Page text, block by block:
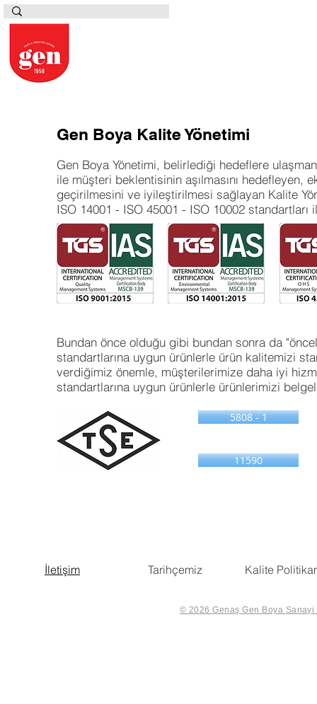
Gen Boya Kalite Yönetimi
Gen Boya Yönetimi, belirlediği hedeflere
ile müşteri beklentisinin aşılmasını hedefleyen,
geçirilmesini ve iyileştirilmesi sağlayan Kalite
ISO 14001 - ISO 45001 - ISO 10002 standartları
Bundan önce olduğu gibi bundan sonra da
standartlarına uygun ürünlerle ürün kalitemizi
verdiğimiz önemle, müşterilerimize daha iyi
standartlarına uygun ürünlerle ürünlerimizi
5808 - 1
11590
Tarihçemiz Kalite
İletişim
© 2026 Genaş Gen Boya Sanayi